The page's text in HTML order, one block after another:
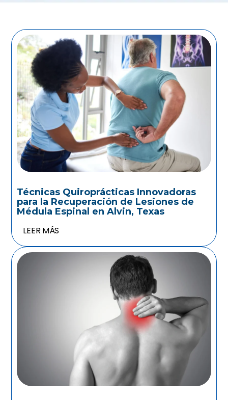
Técnicas Quiroprácticas Innovadoras
para la Recuperación de Lesiones de
Médula Espinal en Alvin, Texas
LEER MÁS